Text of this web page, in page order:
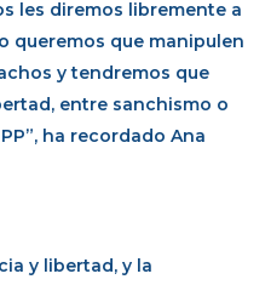
les diremos libremente a
queremos que manipulen
y tendremos que
entre sanchismo o
ha recordado Ana
y libertad, y la